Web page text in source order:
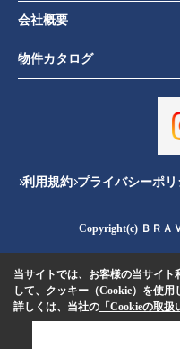
会社概要
物件カタログ
利用規約 プライバシーポリ
Copyright(c) ＢＲＡ
当サイトでは、お客様の当サイト
して、クッキー（Cookie）を使用
詳しくは、当社の 「Cookieの取扱